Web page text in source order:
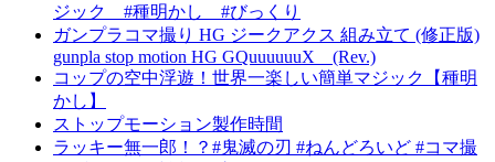
ジック #種明かし #びっくり
ガンプラコマ撮り HG ジークアクス 組み立て (修正版)
gunpla stop motion HG GQuuuuuuX (Rev.)
コップの空中浮遊！世界一楽しい簡単マジック【種明
かし】
ストップモーション製作時間
ラッキー無一郎！？#鬼滅の刃 #ねんどろいど #コマ撮